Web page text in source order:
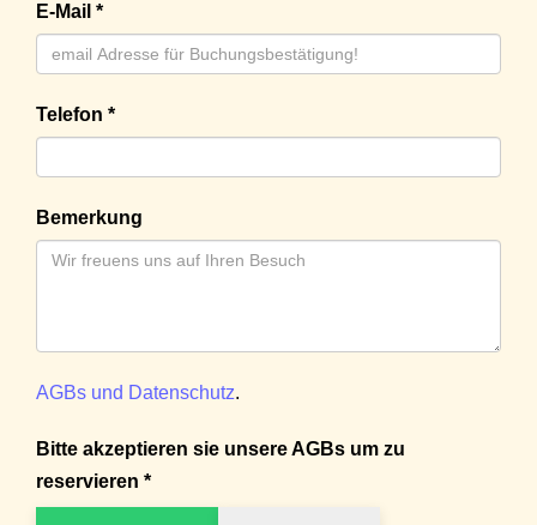
E-Mail *
Telefon *
Bemerkung
AGBs und Datenschutz.
Bitte akzeptieren sie unsere AGBs um zu
reservieren *